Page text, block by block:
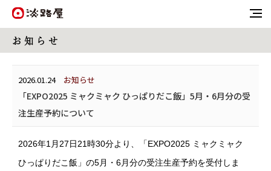
お 知 ら せ
2026.01.24 お知らせ
「EXPO2025 ミャクミャク ひっぱりだこ飯」5月・6月分の受
注生産予約について
2026年1月27日21時30分より、「EXPO2025 ミャクミャク
ひっぱりだこ飯」の5月・6月分の受注生産予約を受付しま